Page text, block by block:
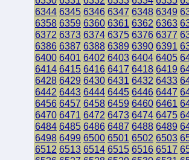
6344 6345 6346 6347 6348 6349
6358 6359 6360 6361 6362 6363
6372 6373 6374 6375 6376 6377
6386 6387 6388 6389 6390 6391
6400 6401 6402 6403 6404 6405
6414 6415 6416 6417 6418 6419
6428 6429 6430 6431 6432 6433
6442 6443 6444 6445 6446 6447
6456 6457 6458 6459 6460 6461
6470 6471 6472 6473 6474 6475
6484 6485 6486 6487 6488 6489
6498 6499 6500 6501 6502 6503
6512 6513 6514 6515 6516 6517